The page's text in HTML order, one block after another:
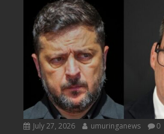
July 27, 2026 umuringanews 0